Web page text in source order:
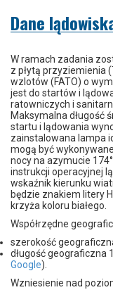
Dane
W ramach zadania
z płytą przyziemienia
wzlotów (FATO) o
jest do startów i
ratowniczych i
Maksymalna długość
startu i lądowania
zainstalowana lampa
mogą być
nocy na azymucie
instrukcji operacyjnej
wskaźnik kierunku
będzie znakiem litery
krzyża koloru białego.
Współrzędne
szerokość
długość geograficzna
Google).
Wzniesienie nad